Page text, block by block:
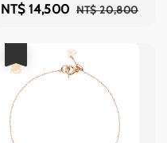
Sale
NT$ 14,500 Regular
NT$ 20,800